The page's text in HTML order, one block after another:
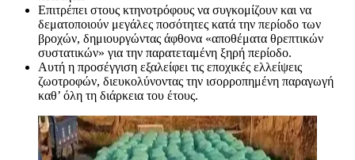
Επιτρέπει στους κτηνοτρόφους να συγκομίζουν και να
δεματοποιούν μεγάλες ποσότητες κατά την περίοδο των
βροχών, δημιουργώντας άφθονα «αποθέματα θρεπτικών
συστατικών» για την παρατεταμένη ξηρή περίοδο.
Αυτή η προσέγγιση εξαλείφει τις εποχικές ελλείψεις
ζωοτροφών, διευκολύνοντας την ισορροπημένη παραγωγή
καθ’ όλη τη διάρκεια του έτους.